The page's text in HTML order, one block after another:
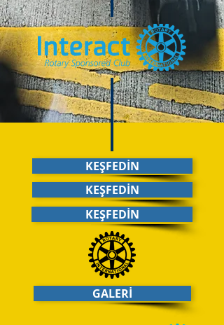
KEŞFEDİN
KEŞFEDİN
KEŞFEDİN
GALERİ